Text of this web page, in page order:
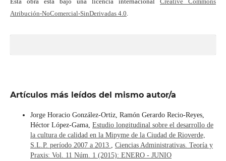
Atribución-NoComercial-SinDerivadas 4.0
Artículos más leídos del mismo autor/a
Jorge Horacio González-Ortiz, Ramón Gerardo Recio-Reyes,
Héctor López-Gama, Estudio longitudinal sobre el desarrollo de
la cultura de calidad en la Mipyme de la Ciudad de Rioverde,
S.L.P. período 2007 a 2013
Ciencias Administrativas. Teoría y
Praxis: Vol. 11 Núm. 1 (2015): ENERO - JUNIO